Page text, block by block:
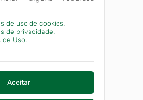
de uso de cookies.
de privacidade.
de Uso.
Aceitar